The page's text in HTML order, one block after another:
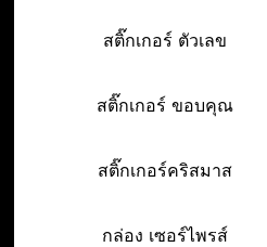
สติ๊กเกอร์ ตัวเลข
สติ๊กเกอร์ ขอบคุณ
สติ๊กเกอร์คริสมาส
กล่อง เซอร์ไพรส์